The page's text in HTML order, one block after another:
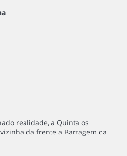
realidade, a Quinta os
da frente a Barragem da